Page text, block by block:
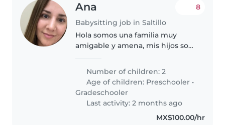
Ana
Babysitting job in Saltillo
8
Hola somos una familia muy
amigable y amena, mis hijos son
Number of children: 2
Age of children: Preschooler •
Gradeschooler
Last activity: 2 months ago
MX$100.00/hr